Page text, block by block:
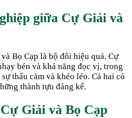
giữa Cự Giải và
Bọ Cạp là bộ đôi hiệu quả. Cự
bén và khả năng đọc vị, trong
thấu cảm và khéo léo. Cả hai có
thành tựu đáng kể.
Cự Giải và Bọ Cạp